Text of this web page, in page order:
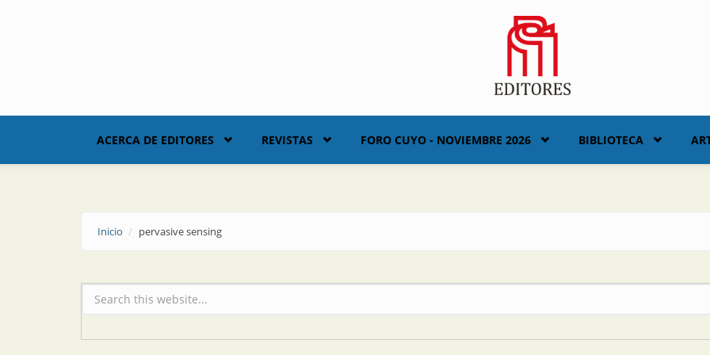
ACERCA DE EDITORES REVISTAS FORO CUYO - NOVIEMBRE 2026 BIBLIOTECA
Inicio pervasive sensing
Formulario de búsqueda